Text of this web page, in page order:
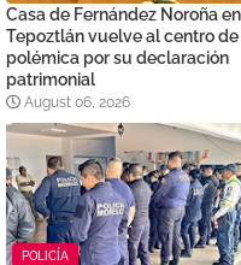
Casa de Fernández Noroña en
Tepoztlán vuelve al centro
polémica por su declaración
patrimonial
August 06, 2026
POLICÍA